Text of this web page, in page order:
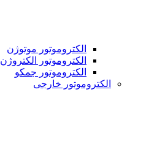
الکتروموتور موتوژن
الکتروموتور الکتروژن
الکتروموتور جمکو
الکتروموتور خارجی